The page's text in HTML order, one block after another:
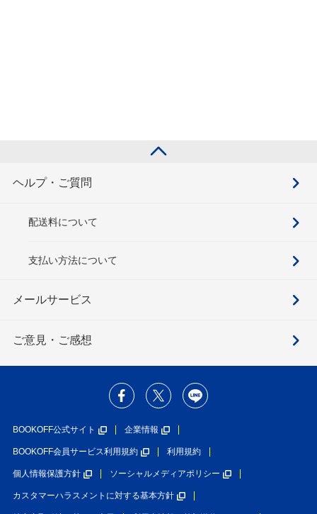
ヘルプ・ご質問
配送料について
支払い方法について
メールサービス
ご意見・ご感想
BOOKOFF公式サイト 企業情報
BOOKOFF会員サービス利用規約 利用規約
個人情報保護方針 ソーシャルメディアポリシー
カスタマーハラスメントに対する基本方針